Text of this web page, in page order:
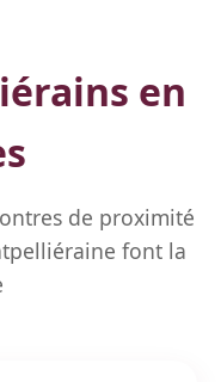
en
de proximité
font la